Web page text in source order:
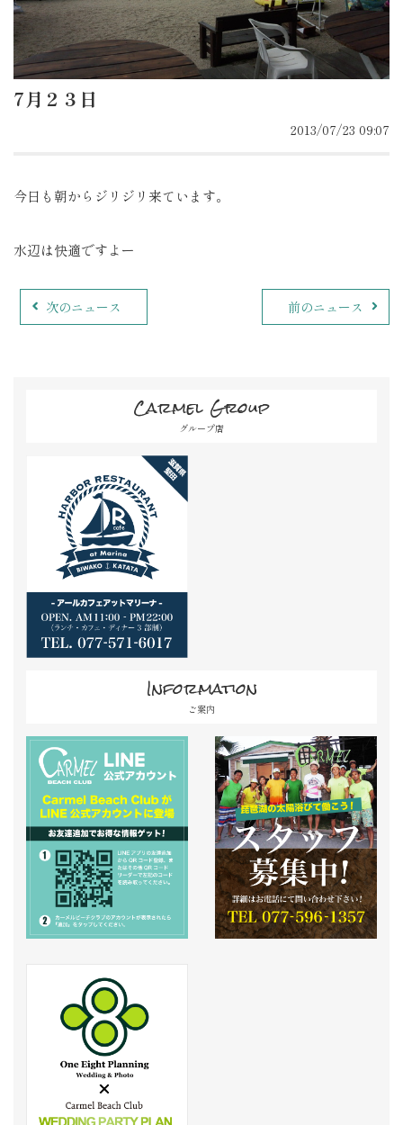
7月２３日
2013/07/23 09:07
今日も朝からジリジリ来ています。
水辺は快適ですよー
次のニュース 前のニュース
Carmel Group
グループ店
Information
ご案内